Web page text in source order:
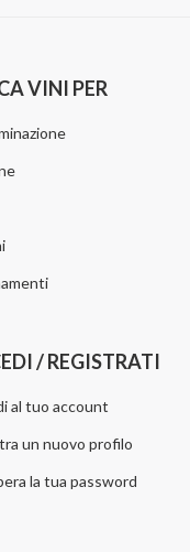
VINI PER
/ REGISTRATI
al tuo account
un nuovo profilo
la tua password